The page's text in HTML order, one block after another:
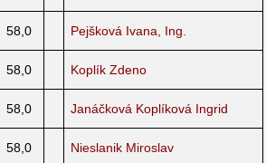
58,0 Pejšková Ivana, Ing.
58,0 Koplík Zdeno
58,0 Janáčková Koplíková Ingrid
58,0 Nieslanik Miroslav